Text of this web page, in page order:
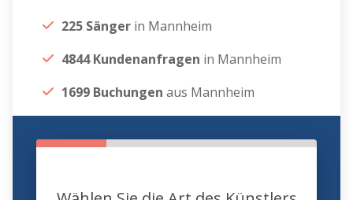
225 Sänger in Mannheim
4844 Kundenanfragen in Mannheim
1699 Buchungen aus Mannheim